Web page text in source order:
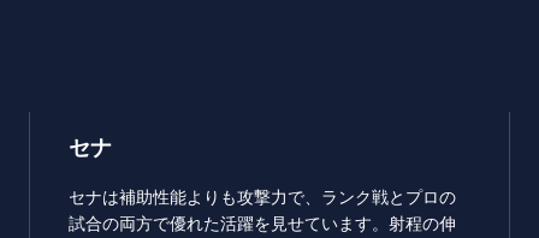
セナ
セナは補助性能よりも攻撃力で、ランク戦とプロの
試合の両方で優れた活躍を見せています。射程の伸